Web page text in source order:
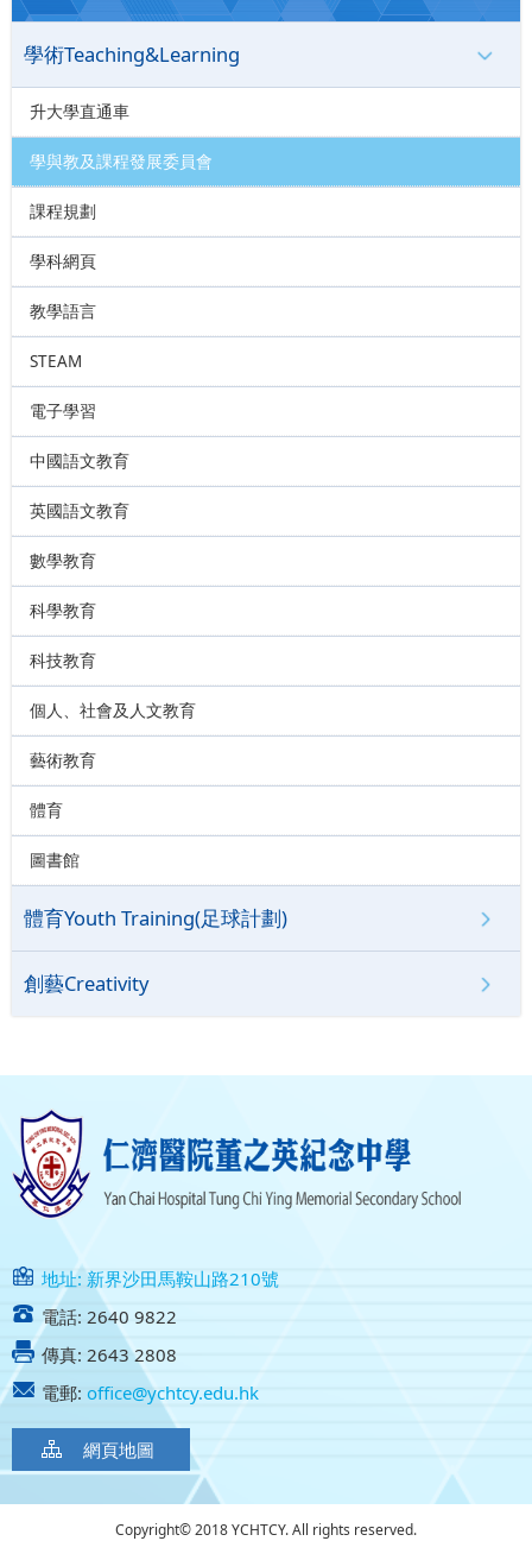
學術Teaching&Learning
升大學直通車
學與教及課程發展委員會
課程規劃
學科網頁
教學語言
STEAM
電子學習
中國語文教育
英國語文教育
數學教育
科學教育
科技教育
個人、社會及人文教育
藝術教育
體育
圖書館
體育Youth Training(足球計劃)
創藝Creativity
地址: 新界沙田馬鞍山路210號
電話: 2640 9822
傳真: 2643 2808
電郵: office@ychtcy.edu.hk
網頁地圖
Copyright© 2018 YCHTCY. All rights reserved.